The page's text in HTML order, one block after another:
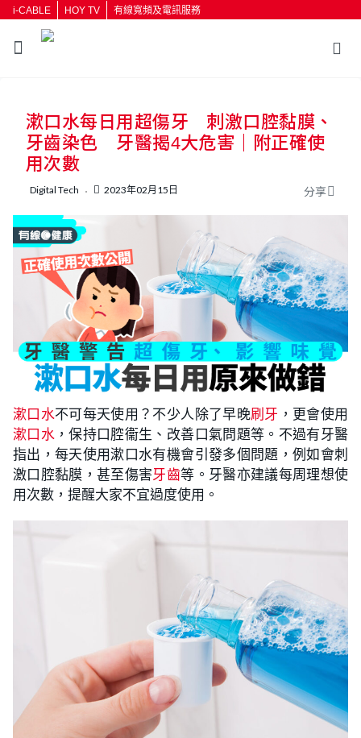
i-CABLE HOY TV 有線寬頻及電訊服務
按輸入鍵開始搜尋
漱口水每日用超傷牙 刺激口腔黏膜、
牙齒染色 牙醫揭4大危害｜附正確使
用次數
Digital Tech 2023年02月15日 分享
漱口水不可每天使用？不少人除了早晚刷牙 ，更會使用
漱口水 ，保持口腔衞生、改善口氣問題等。不過有牙醫
指出，每天使用漱口水有機會引發多個問題，例如會刺
激口腔黏膜，甚至傷害牙齒等。牙醫亦建議每周理想使
用次數，提醒大家不宜過度使用。